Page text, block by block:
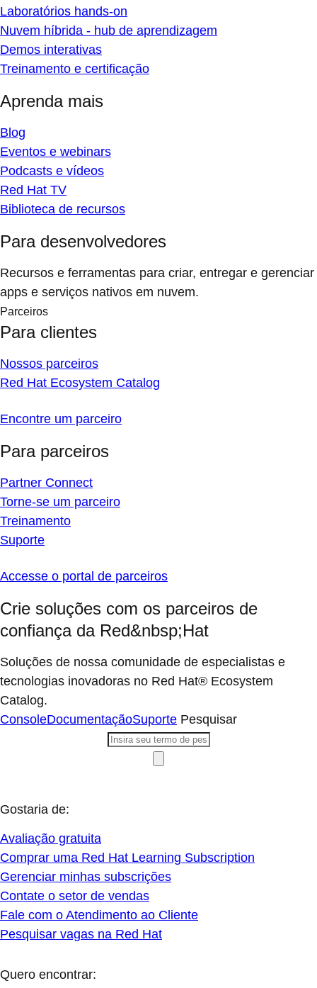
Laboratórios hands-on
Nuvem híbrida - hub de aprendizagem
Demos interativas
Treinamento e certificação
Aprenda mais
Blog
Eventos e webinars
Podcasts e vídeos
Red Hat TV
Biblioteca de recursos
Para desenvolvedores
Recursos e ferramentas para criar, entregar e gerenciar
apps e serviços nativos em nuvem.
Parceiros
Para clientes
Nossos parceiros
Red Hat Ecosystem Catalog
Encontre um parceiro
Para parceiros
Partner Connect
Torne-se um parceiro
Treinamento
Suporte
Accesse o portal de parceiros
Crie soluções com os parceiros de
confiança da Red&nbsp;Hat
Soluções de nossa comunidade de especialistas e
tecnologias inovadoras no Red Hat® Ecosystem
Catalog.
ConsoleDocumentaçãoSuporte Pesquisar
Gostaria de:
Avaliação gratuita
Comprar uma Red Hat Learning Subscription
Gerenciar minhas subscrições
Contate o setor de vendas
Fale com o Atendimento ao Cliente
Pesquisar vagas na Red Hat
Quero encontrar: